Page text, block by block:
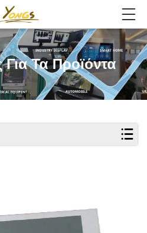
Για Τα Προϊόντα